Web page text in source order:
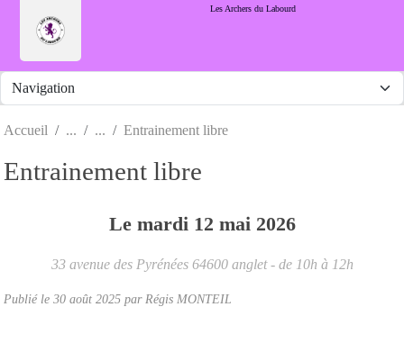
Les Archers du Labourd
Accueil Entrainement libre
Entrainement libre
Le mardi 12 mai 2026
33 avenue des Pyrénées 64600 anglet - de 10h à 12h
Publié le 30 août 2025 par Régis MONTEIL